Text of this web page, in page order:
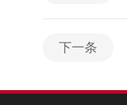
下一条